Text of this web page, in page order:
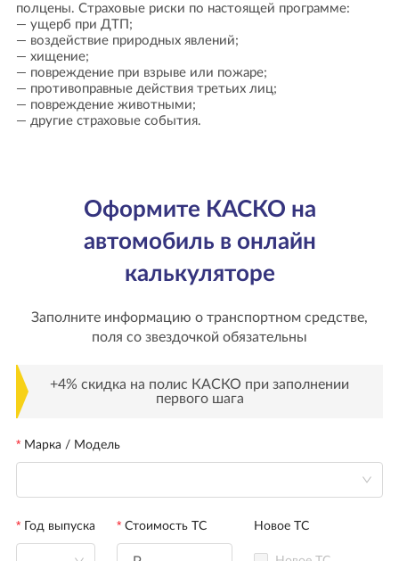
полцены. Страховые риски по настоящей программе:
— ущерб при ДТП;
— воздействие природных явлений;
— хищение;
— повреждение при взрыве или пожаре;
— противоправные действия третьих лиц;
— повреждение животными;
— другие страховые события.
Оформите КАСКО на
автомобиль в онлайн
калькуляторе
Заполните информацию о транспортном средстве,
поля со звездочкой обязательны
+4% скидка на полис КАСКО при заполнении
первого шага
Марка / Модель
Год выпуска Стоимость ТС Новое ТС